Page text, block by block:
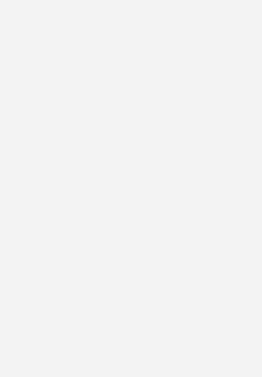
sinkt unter fünf
von Marktprämien für Solarstrom
Cent-Marke geknackt. Die
den Ausbaudeckel zu